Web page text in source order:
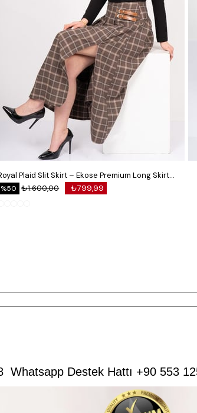
Royal Plaid Slit Skirt – Ekose Premium Long Skirt 6831
₺799,99
₺1.600,00
%50
Whatsapp Destek Hattı +90 553